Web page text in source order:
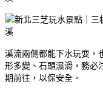
溪流兩側都能下水玩耍，
形多變、石頭濕滑，務必
期前往，以保安全。